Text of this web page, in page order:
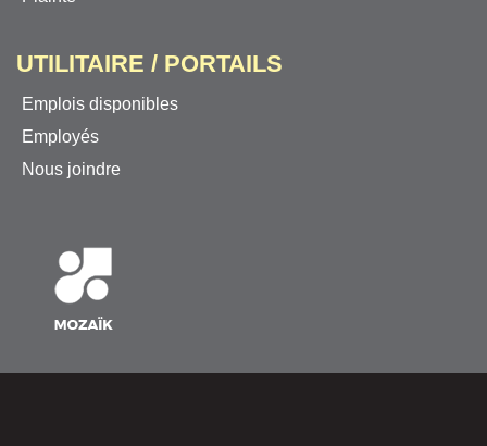
UTILITAIRE / PORTAILS
Emplois disponibles
Employés
Nous joindre